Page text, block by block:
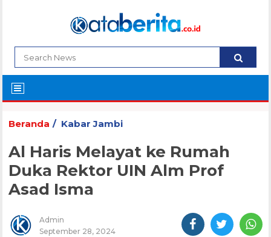
Beranda Kabar Jambi
Al Haris Melayat ke Rumah
Duka Rektor UIN Alm Prof
Asad Isma
Admin
September 28, 2024